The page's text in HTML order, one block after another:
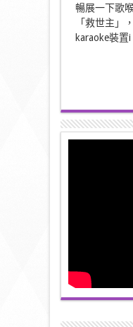
暢展一下歌
「救世主」
karaoke裝置i